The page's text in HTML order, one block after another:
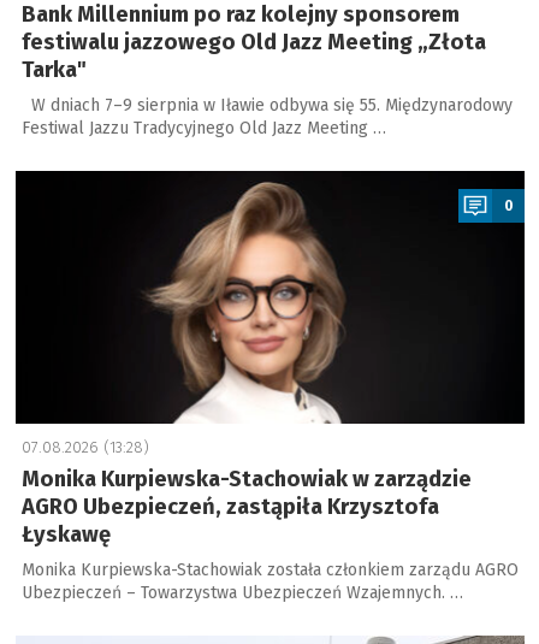
Bank Millennium po raz kolejny sponsorem
festiwalu jazzowego Old Jazz Meeting „Złota
Tarka"
W dniach 7–9 sierpnia w Iławie odbywa się 55. Międzynarodowy
Festiwal Jazzu Tradycyjnego Old Jazz Meeting …
a
0
07.08.2026 (13:28)
Monika Kurpiewska-Stachowiak w zarządzie
AGRO Ubezpieczeń, zastąpiła Krzysztofa
Łyskawę
Monika Kurpiewska-Stachowiak została członkiem zarządu AGRO
Ubezpieczeń – Towarzystwa Ubezpieczeń Wzajemnych. …